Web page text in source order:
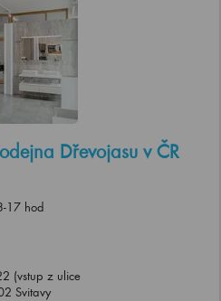
Dřevojasu v ČR
17 hod
(vstup z ulice
Svitavy